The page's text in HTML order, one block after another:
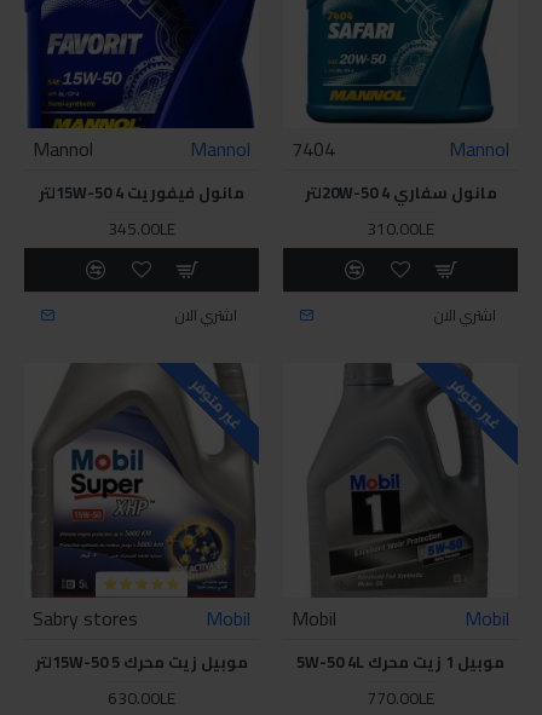
Mannol
7404
مانول سفاري 20W-50 4لتر
310.00LE
اشتري الان
Mannol
Mannol
مانول فيفوريت 15W-50 4لتر
345.00LE
اشتري الان
غير متوفر
Mobil
Mobil
موبيل 1 زيت محرك 5W-50 4L
770.00LE
غير متوفر
Mobil
Sabry stores
موبيل زيت محرك 15W-50 5لتر
630.00LE